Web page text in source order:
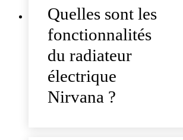
Quelles sont les
fonctionnalités
du radiateur
électrique
Nirvana ?